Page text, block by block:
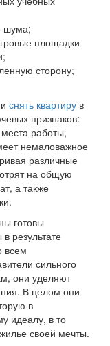
шума;
площадки
сторону;
снять квартиру в
признаков:
работы,
немаловажное
различные
на общую
а также
готовы
результате
всем
сильного
они уделяют
В целом они
в
идеалу, в то
своей мечты.